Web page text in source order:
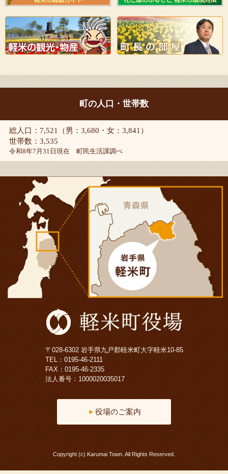
町の人口・世帯数
総人口：7,521（男：3,680・女：3,841）
世帯数：3,535
令和8年7月31日現在 町民生活課調べ
〒028-6302 岩手県九戸郡軽米町大字軽米10-85
TEL： 0195-46-2111
FAX：0195-46-2335
法人番号：1000020035017
役場のご案内
Copyright (c) Karumai Town. All Rights Reserved.